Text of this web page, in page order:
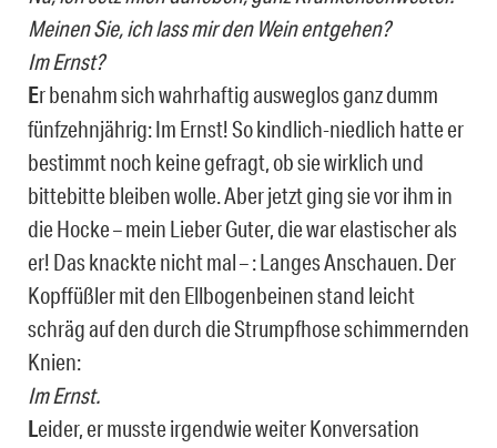
Meinen Sie, ich lass mir den Wein entgehen?
Im Ernst?
Er benahm sich wahrhaftig ausweglos ganz dumm
fünfzehnjährig: Im Ernst! So kindlich-niedlich hatte er
bestimmt noch keine gefragt, ob sie wirklich und
bittebitte bleiben wolle. Aber jetzt ging sie vor ihm in
die Hocke – mein Lieber Guter, die war elastischer als
er! Das knackte nicht mal – : Langes Anschauen. Der
Kopffüßler mit den Ellbogenbeinen stand leicht
schräg auf den durch die Strumpfhose schimmernden
Knien:
Im Ernst.
Leider, er musste irgendwie weiter Konversation